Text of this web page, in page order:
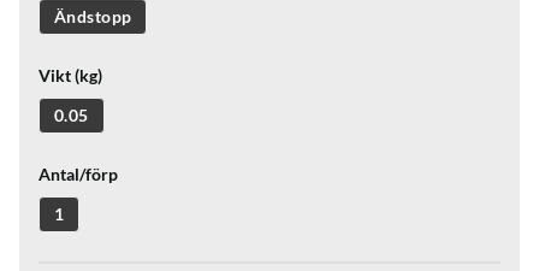
Ändstopp
Vikt (kg)
0.05
Antal/förp
1